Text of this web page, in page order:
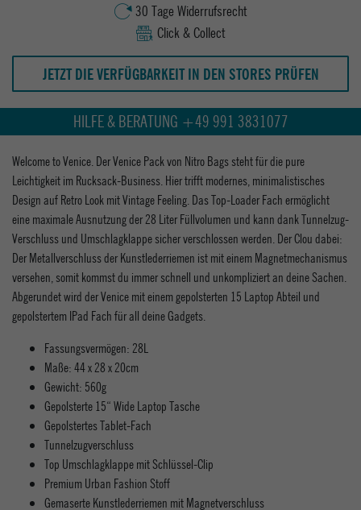
30 Tage Widerrufsrecht
Click & Collect
JETZT DIE VERFÜGBARKEIT IN DEN STORES PRÜFEN
HILFE & BERATUNG +49 991 3831077
Welcome to Venice. Der Venice Pack von Nitro Bags steht für die pure
Leichtigkeit im Rucksack-Business. Hier trifft modernes, minimalistisches
Design auf Retro Look mit Vintage Feeling. Das Top-Loader Fach ermöglicht
eine maximale Ausnutzung der 28 Liter Füllvolumen und kann dank Tunnelzug-
Verschluss und Umschlagklappe sicher verschlossen werden. Der Clou dabei:
Der Metallverschluss der Kunstlederriemen ist mit einem Magnetmechanismus
versehen, somit kommst du immer schnell und unkompliziert an deine Sachen.
Abgerundet wird der Venice mit einem gepolsterten 15 Laptop Abteil und
gepolstertem IPad Fach für all deine Gadgets.
Fassungsvermögen: 28L
Maße: 44 x 28 x 20cm
Gewicht: 560g
Gepolsterte 15“ Wide Laptop Tasche
Gepolstertes Tablet-Fach
Tunnelzugverschluss
Top Umschlagklappe mit Schlüssel-Clip
Premium Urban Fashion Stoff
Gemaserte Kunstlederriemen mit Magnetverschluss